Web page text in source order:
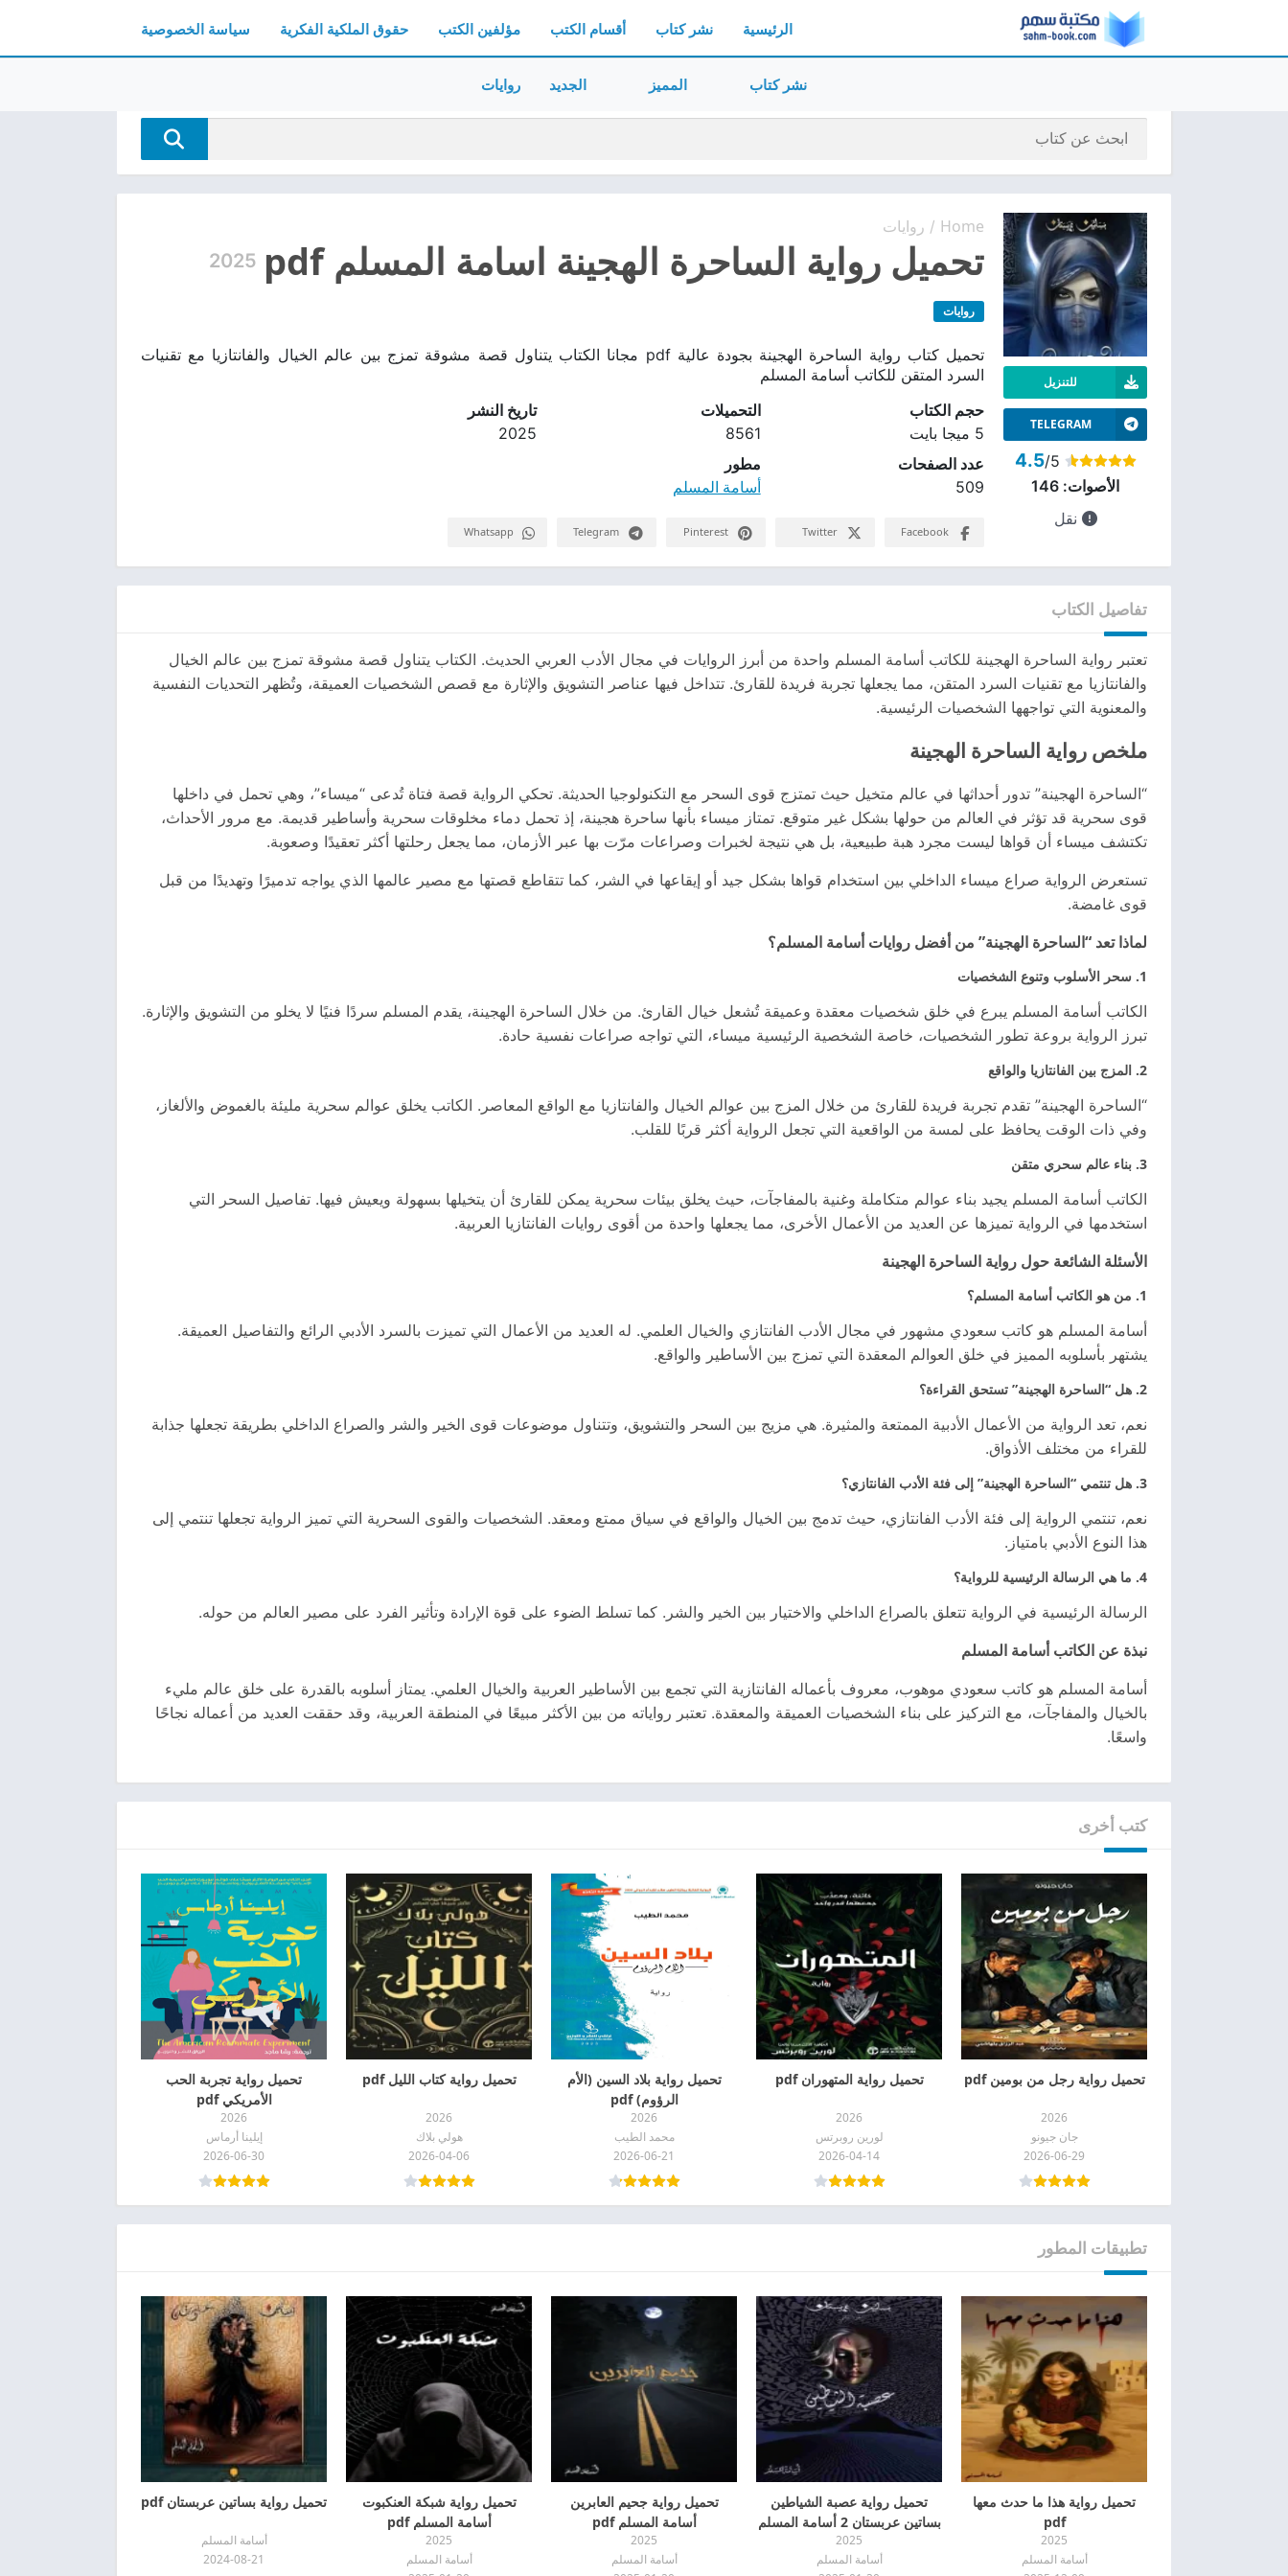
الرئيسية نشر كتاب أقسام الكتب مؤلفين الكتب حقوق الملكية الفكرية سياسة الخصوصية
نشر كتاب المميز الجديد روايات
Home
/ روايات
تحميل رواية الساحرة الهجينة اسامة المسلم pdf 2025
روايات
تحميل كتاب رواية الساحرة الهجينة بجودة عالية pdf مجانا الكتاب يتناول قصة مشوقة تمزج بين عالم الخيال والفانتازيا مع تقنيات
السرد المتقن للكاتب أسامة المسلم
للتنزيل
TELEGRAM
4.5/5
الأصوات: 146
نقل
حجم الكتاب
5 ميجا بايت
التحميلات
8561
تاريخ النشر
2025
عدد الصفحات
509
مطور
أسامة المسلم
Facebook
Twitter
Pinterest
Telegram
Whatsapp
تفاصيل الكتاب
تعتبر رواية الساحرة الهجينة للكاتب أسامة المسلم واحدة من أبرز الروايات في مجال الأدب العربي الحديث. الكتاب يتناول قصة مشوقة تمزج بين عالم الخيال
والفانتازيا مع تقنيات السرد المتقن، مما يجعلها تجربة فريدة للقارئ. تتداخل فيها عناصر التشويق والإثارة مع قصص الشخصيات العميقة، وتُظهر التحديات النفسية
والمعنوية التي تواجهها الشخصيات الرئيسية.
ملخص رواية الساحرة الهجينة
“الساحرة الهجينة” تدور أحداثها في عالم متخيل حيث تمتزج قوى السحر مع التكنولوجيا الحديثة. تحكي الرواية قصة فتاة تُدعى “ميساء”، وهي تحمل في داخلها
قوى سحرية قد تؤثر في العالم من حولها بشكل غير متوقع. تمتاز ميساء بأنها ساحرة هجينة، إذ تحمل دماء مخلوقات سحرية وأساطير قديمة. مع مرور الأحداث،
تكتشف ميساء أن قواها ليست مجرد هبة طبيعية، بل هي نتيجة لخبرات وصراعات مرّت بها عبر الأزمان، مما يجعل رحلتها أكثر تعقيدًا وصعوبة.
تستعرض الرواية صراع ميساء الداخلي بين استخدام قواها بشكل جيد أو إيقاعها في الشر، كما تتقاطع قصتها مع مصير عالمها الذي يواجه تدميرًا وتهديدًا من قبل
قوى غامضة.
لماذا تعد “الساحرة الهجينة” من أفضل روايات أسامة المسلم؟
1. سحر الأسلوب وتنوع الشخصيات
الكاتب أسامة المسلم يبرع في خلق شخصيات معقدة وعميقة تُشعل خيال القارئ. من خلال الساحرة الهجينة، يقدم المسلم سردًا فنيًا لا يخلو من التشويق والإثارة.
تبرز الرواية بروعة تطور الشخصيات، خاصة الشخصية الرئيسية ميساء، التي تواجه صراعات نفسية حادة.
2. المزج بين الفانتازيا والواقع
“الساحرة الهجينة” تقدم تجربة فريدة للقارئ من خلال المزج بين عوالم الخيال والفانتازيا مع الواقع المعاصر. الكاتب يخلق عوالم سحرية مليئة بالغموض والألغاز،
وفي ذات الوقت يحافظ على لمسة من الواقعية التي تجعل الرواية أكثر قربًا للقلب.
3. بناء عالم سحري متقن
الكاتب أسامة المسلم يجيد بناء عوالم متكاملة وغنية بالمفاجآت، حيث يخلق بيئات سحرية يمكن للقارئ أن يتخيلها بسهولة ويعيش فيها. تفاصيل السحر التي
استخدمها في الرواية تميزها عن العديد من الأعمال الأخرى، مما يجعلها واحدة من أقوى روايات الفانتازيا العربية.
الأسئلة الشائعة حول رواية الساحرة الهجينة
1. من هو الكاتب أسامة المسلم؟
أسامة المسلم هو كاتب سعودي مشهور في مجال الأدب الفانتازي والخيال العلمي. له العديد من الأعمال التي تميزت بالسرد الأدبي الرائع والتفاصيل العميقة.
يشتهر بأسلوبه المميز في خلق العوالم المعقدة التي تمزج بين الأساطير والواقع.
2. هل “الساحرة الهجينة” تستحق القراءة؟
نعم، تعد الرواية من الأعمال الأدبية الممتعة والمثيرة. هي مزيج بين السحر والتشويق، وتتناول موضوعات قوى الخير والشر والصراع الداخلي بطريقة تجعلها جذابة
للقراء من مختلف الأذواق.
3. هل تنتمي “الساحرة الهجينة” إلى فئة الأدب الفانتازي؟
نعم، تنتمي الرواية إلى فئة الأدب الفانتازي، حيث تدمج بين الخيال والواقع في سياق ممتع ومعقد. الشخصيات والقوى السحرية التي تميز الرواية تجعلها تنتمي إلى
هذا النوع الأدبي بامتياز.
4. ما هي الرسالة الرئيسية للرواية؟
الرسالة الرئيسية في الرواية تتعلق بالصراع الداخلي والاختيار بين الخير والشر. كما تسلط الضوء على قوة الإرادة وتأثير الفرد على مصير العالم من حوله.
نبذة عن الكاتب أسامة المسلم
أسامة المسلم هو كاتب سعودي موهوب، معروف بأعماله الفانتازية التي تجمع بين الأساطير العربية والخيال العلمي. يمتاز أسلوبه بالقدرة على خلق عالم مليء
بالخيال والمفاجآت، مع التركيز على بناء الشخصيات العميقة والمعقدة. تعتبر رواياته من بين الأكثر مبيعًا في المنطقة العربية، وقد حققت العديد من أعماله نجاحًا
واسعًا.
كتب أخرى
تحميل رواية رجل من بومين pdf
2026
جان جيونو
2026-06-29
تحميل رواية المتهوران pdf
2026
لورين روبرتس
2026-04-14
تحميل رواية بلاد السين (الأم
الرؤوم) pdf
2026
محمد الطيب
2026-06-21
تحميل رواية كتاب الليل pdf
2026
هولي بلاك
2026-04-06
تحميل رواية تجربة الحب
الأمريكي pdf
2026
إيلينا أرماس
2026-06-30
تطبيقات المطور
تحميل رواية هذا ما حدث معها
pdf
2025
أسامة المسلم
تحميل رواية عصبة الشياطين
بساتين عربستان 2 أسامة المسلم
pdf
2025
أسامة المسلم
تحميل رواية جحيم العابرين
أسامة المسلم pdf
2025
أسامة المسلم
تحميل رواية شبكة العنكبوت
أسامة المسلم pdf
2025
أسامة المسلم
تحميل رواية بساتين عربستان pdf
أسامة المسلم
2024-08-21